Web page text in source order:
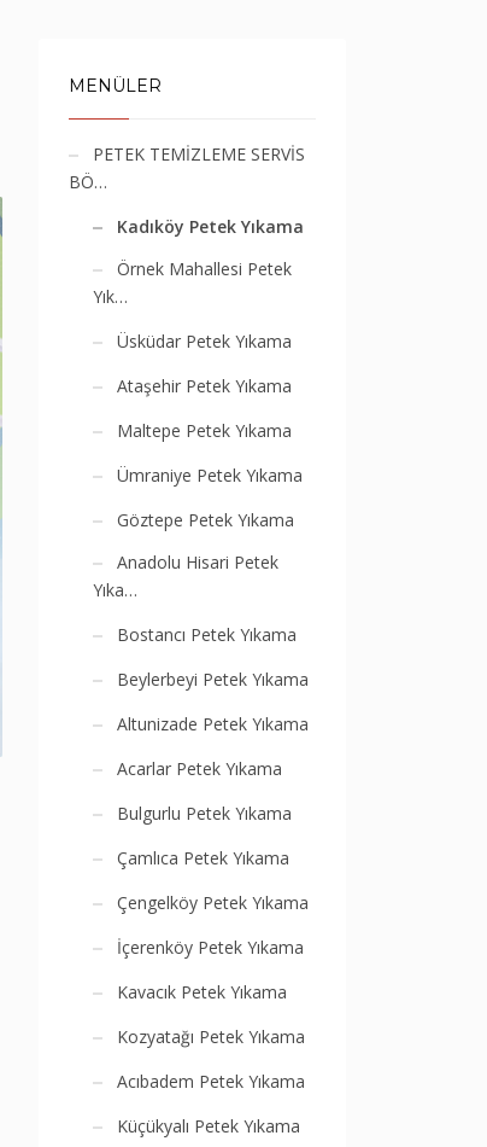
MENÜLER
PETEK TEMİZLEME SERVİS
BÖ…
Kadıköy Petek Yıkama
Örnek Mahallesi Petek
Yık…
Üsküdar Petek Yıkama
Ataşehir Petek Yıkama
Maltepe Petek Yıkama
Ümraniye Petek Yıkama
Göztepe Petek Yıkama
Anadolu Hisari Petek
Yıka…
Bostancı Petek Yıkama
Beylerbeyi Petek Yıkama
Altunizade Petek Yıkama
Acarlar Petek Yıkama
Bulgurlu Petek Yıkama
Çamlıca Petek Yıkama
Çengelköy Petek Yıkama
İçerenköy Petek Yıkama
Kavacık Petek Yıkama
Kozyatağı Petek Yıkama
Acıbadem Petek Yıkama
Küçükyalı Petek Yıkama